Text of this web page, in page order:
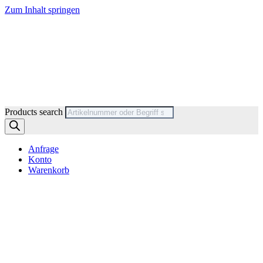
Zum Inhalt springen
Products search
Anfrage
Konto
Warenkorb